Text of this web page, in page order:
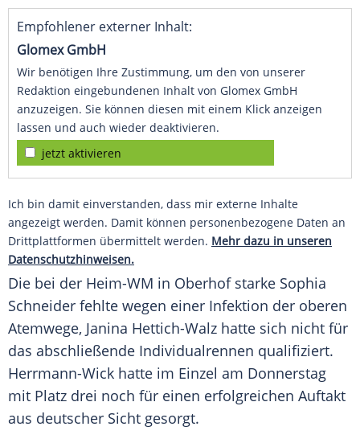
Empfohlener externer Inhalt:
Glomex GmbH
Wir benötigen Ihre Zustimmung, um den von unserer
Redaktion eingebundenen Inhalt von Glomex GmbH
anzuzeigen. Sie können diesen mit einem Klick anzeigen
lassen und auch wieder deaktivieren.
jetzt aktivieren
Ich bin damit einverstanden, dass mir externe Inhalte
angezeigt werden. Damit können personenbezogene Daten an
Drittplattformen übermittelt werden. Mehr dazu in unseren
Datenschutzhinweisen.
Die bei der Heim-WM in Oberhof starke Sophia
Schneider fehlte wegen einer Infektion der oberen
Atemwege, Janina Hettich-Walz hatte sich nicht für
das abschließende Individualrennen qualifiziert.
Herrmann-Wick hatte im Einzel am Donnerstag
mit Platz drei noch für einen erfolgreichen Auftakt
aus deutscher Sicht gesorgt.